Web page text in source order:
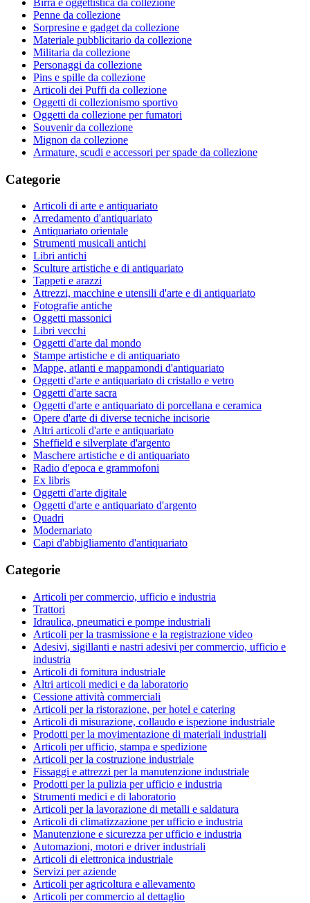
Birra e oggettistica da collezione
Penne da collezione
Sorpresine e gadget da collezione
Materiale pubblicitario da collezione
Militaria da collezione
Personaggi da collezione
Pins e spille da collezione
Articoli dei Puffi da collezione
Oggetti di collezionismo sportivo
Oggetti da collezione per fumatori
Souvenir da collezione
Mignon da collezione
Armature, scudi e accessori per spade da collezione
Categorie
Articoli di arte e antiquariato
Arredamento d'antiquariato
Antiquariato orientale
Strumenti musicali antichi
Libri antichi
Sculture artistiche e di antiquariato
Tappeti e arazzi
Attrezzi, macchine e utensili d'arte e di antiquariato
Fotografie antiche
Oggetti massonici
Libri vecchi
Oggetti d'arte dal mondo
Stampe artistiche e di antiquariato
Mappe, atlanti e mappamondi d'antiquariato
Oggetti d'arte e antiquariato di cristallo e vetro
Oggetti d'arte sacra
Oggetti d'arte e antiquariato di porcellana e ceramica
Opere d'arte di diverse tecniche incisorie
Altri articoli d'arte e antiquariato
Sheffield e silverplate d'argento
Maschere artistiche e di antiquariato
Radio d'epoca e grammofoni
Ex libris
Oggetti d'arte digitale
Oggetti d'arte e antiquariato d'argento
Quadri
Modernariato
Capi d'abbigliamento d'antiquariato
Categorie
Articoli per commercio, ufficio e industria
Trattori
Idraulica, pneumatici e pompe industriali
Articoli per la trasmissione e la registrazione video
Adesivi, sigillanti e nastri adesivi per commercio, ufficio e
industria
Articoli di fornitura industriale
Altri articoli medici e da laboratorio
Cessione attività commerciali
Articoli per la ristorazione, per hotel e catering
Articoli di misurazione, collaudo e ispezione industriale
Prodotti per la movimentazione di materiali industriali
Articoli per ufficio, stampa e spedizione
Articoli per la costruzione industriale
Fissaggi e attrezzi per la manutenzione industriale
Prodotti per la pulizia per ufficio e industria
Strumenti medici e di laboratorio
Articoli per la lavorazione di metalli e saldatura
Articoli di climatizzazione per ufficio e industria
Manutenzione e sicurezza per ufficio e industria
Automazioni, motori e driver industriali
Articoli di elettronica industriale
Servizi per aziende
Articoli per agricoltura e allevamento
Articoli per commercio al dettaglio